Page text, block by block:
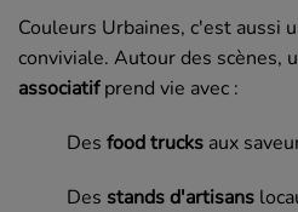
Couleurs Urbaines, c'est aussi
conviviale. Autour des scènes,
associatif prend vie avec :
Des food trucks aux
Des stands d'artisans